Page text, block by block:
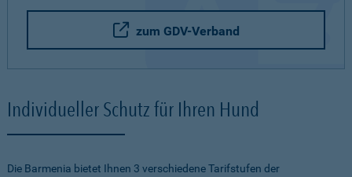
zum GDV-Verband
Individueller Schutz für Ihren Hund
Die Barmenia bietet Ihnen 3 verschiedene Tarifstufen der